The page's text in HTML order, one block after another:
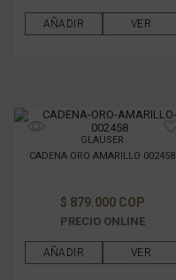
AÑADIR VER
GLAUSER
CADENA ORO AMARILLO 002458
$ 879.000 COP
PRECIO ONLINE
AÑADIR VER